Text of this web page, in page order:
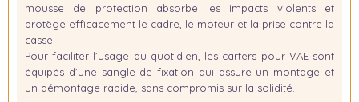
mousse de protection absorbe les impacts violents et
protège efficacement le cadre, le moteur et la prise contre la
casse.
Pour faciliter l’usage au quotidien, les carters pour VAE sont
équipés d’une sangle de fixation qui assure un montage et
un démontage rapide, sans compromis sur la solidité.